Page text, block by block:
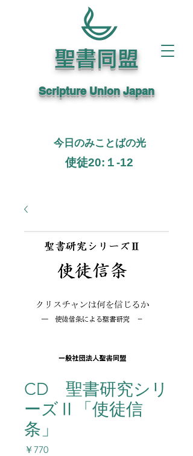
聖書同盟
Scripture Union Japan
今日のみことばの光
使徒20:１-12
CD 聖書研究シリ
ーズⅡ「使徒信
条」
￥770価